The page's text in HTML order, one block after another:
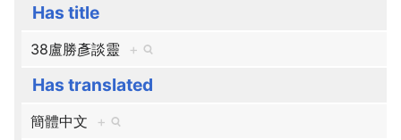
Has title
38盧勝彥談靈 +
Has translated
簡體中文 +